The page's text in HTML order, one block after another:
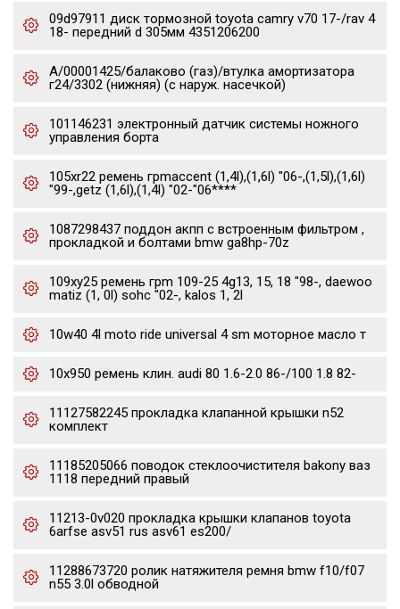
09d97911 диск тормозной toyota camry v70 17-/rav 4
18- передний d 305мм 4351206200
А/00001425/балаково (газ)/втулка амортизатора
г24/3302 (нижняя) (с наруж. насечкой)
101146231 электронный датчик системы ножного
управления борта
105xr22 ремень грmaccent (1,4l),(1,6l) "06-,(1,5l),(1,6l)
"99-,getz (1,6l),(1,4l) "02-"06****
1087298437 поддон акпп с встроенным фильтром ,
прокладкой и болтами bmw ga8hp-70z
109xy25 ремень грm 109-25 4g13, 15, 18 "98-, daewoo
matiz (1, 0l) sohc "02-, kalos 1, 2l
10w40 4l moto ride universal 4 sm моторное масло т
10x950 ремень клин. audi 80 1.6-2.0 86-/100 1.8 82-
11127582245 прокладка клапанной крышки n52
комплект
11185205066 поводок стеклоочистителя bakony ваз
1118 передний правый
11213-0v020 прокладка крышки клапанов toyota
6arfse asv51 rus asv61 es200/
11288673720 ролик натяжителя ремня bmw f10/f07
n55 3.0l обводной